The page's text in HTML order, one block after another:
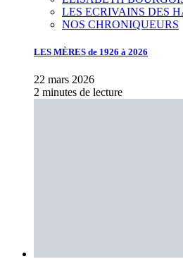
LES ECRIVAINS DES
NOS CHRONIQUEURS
LES MÈRES de 1926 à 2026
22 mars 2026
2 minutes de lecture